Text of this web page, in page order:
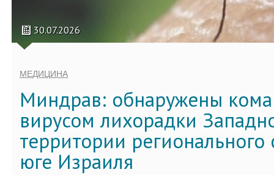
30.07.2026
МЕДИЦИНА
Миндрав: обнаружены
вирусом лихорадки
территории регионального
юге Израиля